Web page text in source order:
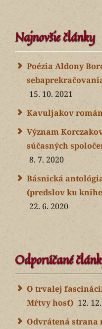
Najnovšie články
Poézia Aldony
15. 10. 2021
Kavuljakov
Význam
súčasných
8. 7. 2020
Básnická
(predslov ku
22. 6. 2020
Odporúčané
O trvalej
Mŕtvy hosť) 12.
Odvrátená strana